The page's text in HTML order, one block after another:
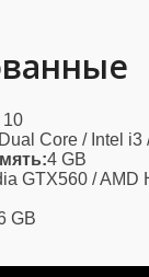
10
Core / Intel
4 GB
GTX560 / AMD
GB